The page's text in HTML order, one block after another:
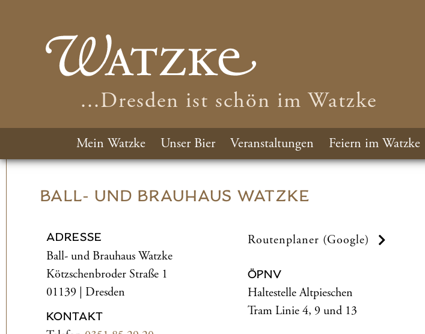
...Dresden ist schön im Watzke
Mein Watzke Unser Bier Veranstaltungen Feiern im Watzke
BALL- UND­ BRAUHAUS WATZKE
ADRESSE
Ball- und­ Brauhaus Watzke
Kötzschenbroder Straße 1
01139 | Dresden
KONTAKT
Routenplaner (Google)
ÖPNV
Haltestelle Altpieschen
Tram Linie 4, 9 und 13